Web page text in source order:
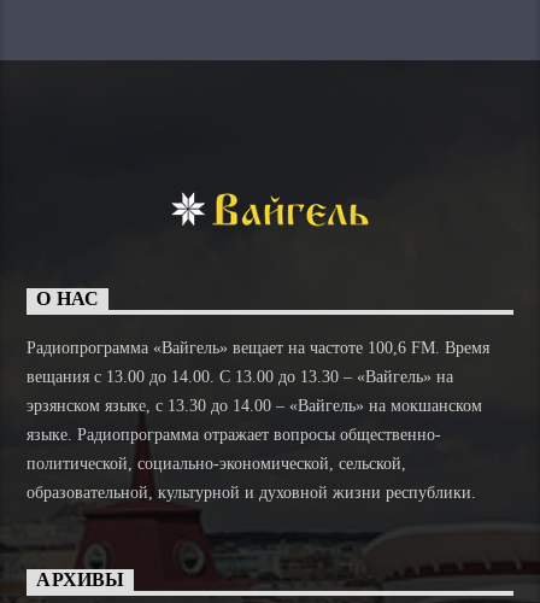
О НАС
Радиопрограмма «Вайгель» вещает на частоте 100,6 FM. Время
вещания с 13.00 до 14.00. C 13.00 до 13.30 – «Вайгель» на
эрзянском языке, с 13.30 до 14.00 – «Вайгель» на мокшанском
языке. Радиопрограмма отражает вопросы общественно-
политической, социально-экономической, сельской,
образовательной, культурной и духовной жизни республики.
АРХИВЫ